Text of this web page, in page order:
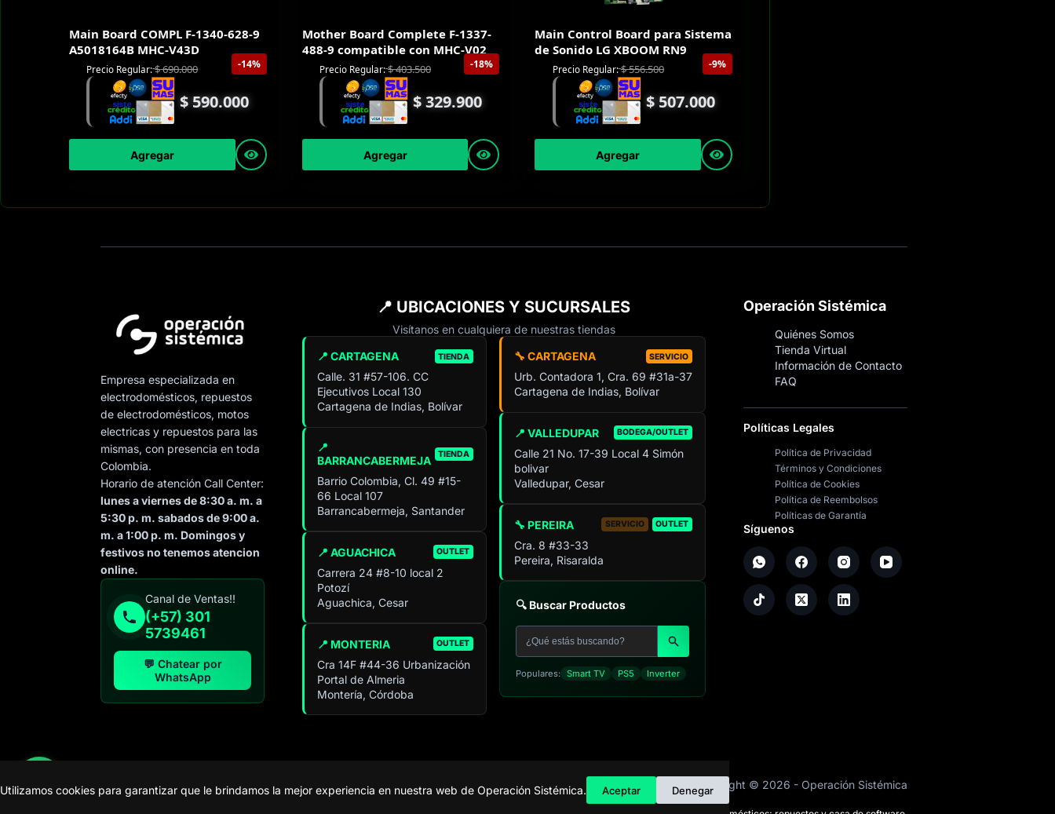
Utilizamos cookies para garantizar que le brindamos la mejor experiencia en nuestra web de Operación Sistémica. Aceptar Denegar
Main Board COMPL F-1340-628-9
A5018164B MHC-V43D
-14%
Precio Regular:$690.000
$ 590.000
Agregar
Mother Board Complete F-1337-
488-9 compatible con MHC-V02
-18%
Precio Regular:$403.500
$329.900
Agregar
Main Control Board para Sistema
de Sonido LG XBOOM RN9
-9%
Precio Regular:$556.500
$507.000
Agregar
Empresa especializada en
electrodomésticos, repuestos
de electrodomésticos, motos
electricas y repuestos para las
mismas, con presencia en toda
Colombia.
Horario de atención Call Center:
lunes a viernes de 8:30 a. m. a
5:30 p. m. sabados de 9:00 a.
m. a 1:00 p. m. Domingos y
festivos no tenemos atencion
online.
Canal de Ventas!!
(+57) 301
5739461
💬 Chatear por
WhatsApp
📍 UBICACIONES Y SUCURSALES
Visítanos en cualquiera de nuestras tiendas
📍 CARTAGENA TIENDA
Calle. 31 #57-106. CC
Ejecutivos Local 130
Cartagena de Indias, Bolívar
📍
BARRANCABERMEJA
TIENDA
Barrio Colombia, Cl. 49 #15-
66 Local 107
Barrancabermeja, Santander
📍 AGUACHICA OUTLET
Carrera 24 #8-10 local 2
Potozí
Aguachica, Cesar
📍 MONTERIA OUTLET
Cra 14F #44-36 Urbanización
Portal de Almeria
Montería, Córdoba
🔧 CARTAGENA SERVICIO
Urb. Contadora 1, Cra. 69 #31a-37
Cartagena de Indias, Bolívar
📍 VALLEDUPAR BODEGA/OUTLET
Calle 21 No. 17-39 Local 4 Simón
bolivar
Valledupar, Cesar
🔧 PEREIRA SERVICIO OUTLET
Cra. 8 #33-33
Pereira, Risaralda
🔍 Buscar Productos
Populares: Smart TV PS5 Inverter
Operación Sistémica
Quiénes Somos
Tienda Virtual
Información de Contacto
FAQ
Políticas Legales
Política de Privacidad
Términos y Condiciones
Política de Cookies
Política de Reembolsos
Políticas de Garantía
Síguenos
Copyright © 2026 - Operación Sistémica
Especialista de operación
sistémica